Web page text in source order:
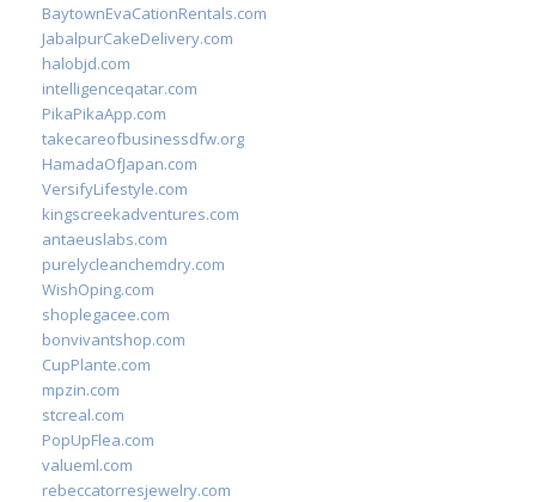
BaytownEvaCationRentals.com
JabalpurCakeDelivery.com
halobjd.com
intelligenceqatar.com
PikaPikaApp.com
takecareofbusinessdfw.org
HamadaOfJapan.com
VersifyLifestyle.com
kingscreekadventures.com
antaeuslabs.com
purelycleanchemdry.com
WishOping.com
shoplegacee.com
bonvivantshop.com
CupPlante.com
mpzin.com
stcreal.com
PopUpFlea.com
valueml.com
rebeccatorresjewelry.com